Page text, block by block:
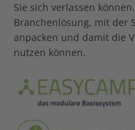
Sie sich verlassen können.
Branchenlösung, mit der
anpacken und damit die
nutzen können.